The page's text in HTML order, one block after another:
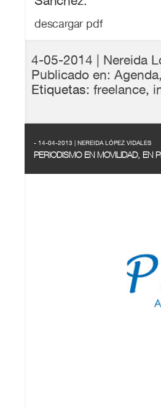
descargar pdf
4-05-2014 | Nereida
Publicado en: Agenda,
Etiquetas: freelance,
- 14-04-2013 | NEREIDA LÓPEZ VIDALES
PERIODISMO EN MOVILIDAD, EN